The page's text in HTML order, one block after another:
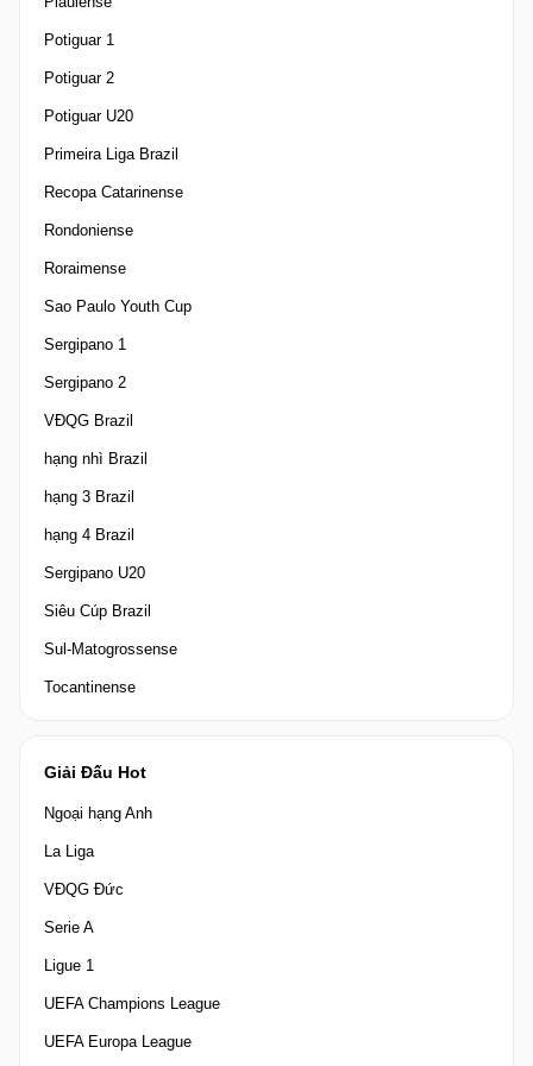
Potiguar 1
Potiguar 2
Potiguar U20
Primeira Liga Brazil
Recopa Catarinense
Rondoniense
Roraimense
Sao Paulo Youth Cup
Sergipano 1
Sergipano 2
VĐQG Brazil
hạng nhì Brazil
hạng 3 Brazil
hạng 4 Brazil
Sergipano U20
Siêu Cúp Brazil
Sul-Matogrossense
Tocantinense
Giải Đấu Hot
Ngoại hạng Anh
La Liga
VĐQG Đức
Serie A
Ligue 1
UEFA Champions League
UEFA Europa League